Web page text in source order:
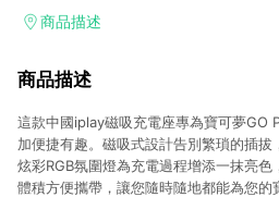
加入WOW會員告別湊免運，火箭速配、
商品描述
商品描述
這款中國iplay磁吸充電座專為寶可夢GO
加便捷有趣。磁吸式設計告別繁瑣的插拔
炫彩RGB氛圍燈為充電過程增添一抹亮
體積方便攜帶，讓您隨時隨地都能為您